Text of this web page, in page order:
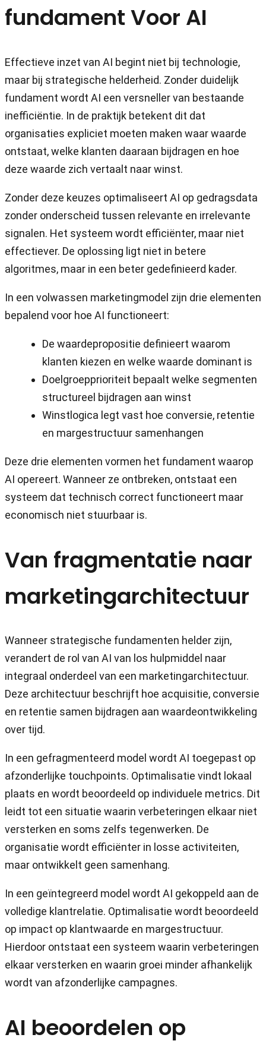
fundament Voor AI
Effectieve inzet van AI begint niet bij technologie,
maar bij strategische helderheid. Zonder duidelijk
fundament wordt AI een versneller van bestaande
inefficiëntie. In de praktijk betekent dit dat
organisaties expliciet moeten maken waar waarde
ontstaat, welke klanten daaraan bijdragen en hoe
deze waarde zich vertaalt naar winst.
Zonder deze keuzes optimaliseert AI op gedragsdata
zonder onderscheid tussen relevante en irrelevante
signalen. Het systeem wordt efficiënter, maar niet
effectiever. De oplossing ligt niet in betere
algoritmes, maar in een beter gedefinieerd kader.
In een volwassen marketingmodel zijn drie elementen
bepalend voor hoe AI functioneert:
De waardepropositie definieert waarom
klanten kiezen en welke waarde dominant is
Doelgroepprioriteit bepaalt welke segmenten
structureel bijdragen aan winst
Winstlogica legt vast hoe conversie, retentie
en margestructuur samenhangen
Deze drie elementen vormen het fundament waarop
AI opereert. Wanneer ze ontbreken, ontstaat een
systeem dat technisch correct functioneert maar
economisch niet stuurbaar is.
Van fragmentatie naar
marketingarchitectuur
Wanneer strategische fundamenten helder zijn,
verandert de rol van AI van los hulpmiddel naar
integraal onderdeel van een marketingarchitectuur.
Deze architectuur beschrijft hoe acquisitie, conversie
en retentie samen bijdragen aan waardeontwikkeling
over tijd.
In een gefragmenteerd model wordt AI toegepast op
afzonderlijke touchpoints. Optimalisatie vindt lokaal
plaats en wordt beoordeeld op individuele metrics. Dit
leidt tot een situatie waarin verbeteringen elkaar niet
versterken en soms zelfs tegenwerken. De
organisatie wordt efficiënter in losse activiteiten,
maar ontwikkelt geen samenhang.
In een geïntegreerd model wordt AI gekoppeld aan de
volledige klantrelatie. Optimalisatie wordt beoordeeld
op impact op klantwaarde en margestructuur.
Hierdoor ontstaat een systeem waarin verbeteringen
elkaar versterken en waarin groei minder afhankelijk
wordt van afzonderlijke campagnes.
AI beoordelen op